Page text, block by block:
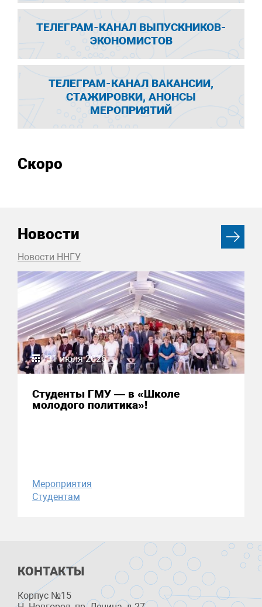
ТЕЛЕГРАМ-КАНАЛ ВЫПУСКНИКОВ-
ЭКОНОМИСТОВ
ТЕЛЕГРАМ-КАНАЛ ВАКАНСИИ,
СТАЖИРОВКИ, АНОНСЫ
МЕРОПРИЯТИЙ
Скоро
Новости
Новости ННГУ
31 июля 2026
Студенты ГМУ — в «Школе
молодого политика»!
Мероприятия
Студентам
КОНТАКТЫ
Корпус №15